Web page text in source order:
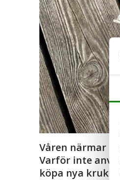
Våren närmar
Varför inte
köpa nya